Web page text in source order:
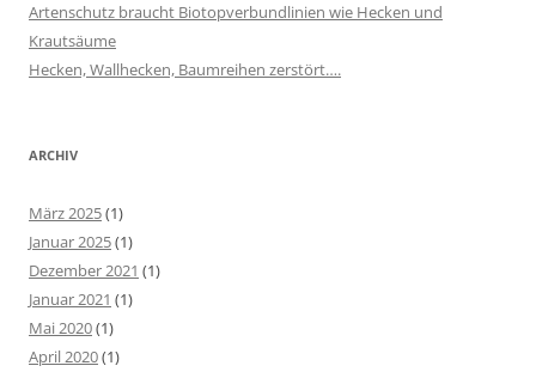
Artenschutz braucht Biotopverbundlinien wie Hecken und
Krautsäume
Hecken, Wallhecken, Baumreihen zerstört….
ARCHIV
März 2025(1)
Januar 2025(1)
Dezember 2021 (1)
Januar 2021 (1)
Mai 2020(1)
April 2020(1)